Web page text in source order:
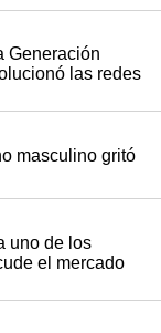
Generación
las redes
masculino gritó
uno de los
el mercado